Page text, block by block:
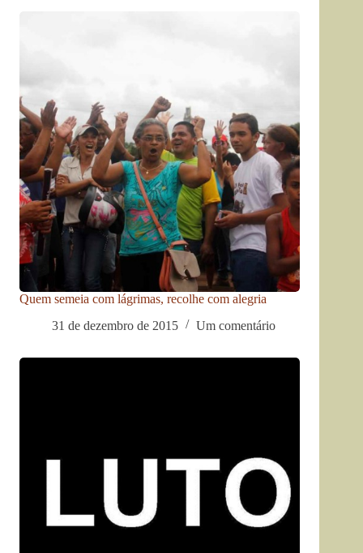
Quem semeia com lágrimas, recolhe com alegria
31 de dezembro de 2015
Um comentário